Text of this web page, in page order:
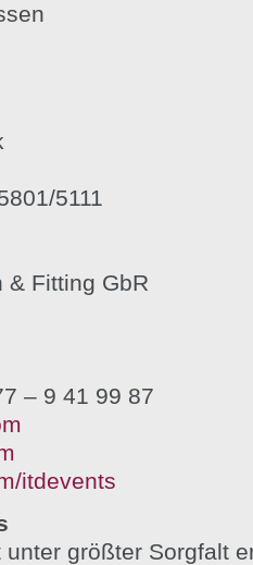
5111
& Fitting GbR
– 9 41 99 87
itdevents
größter Sorgfalt